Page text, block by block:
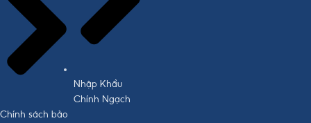
Chính sách bảo
Nhập Khẩu
Chính Ngạch